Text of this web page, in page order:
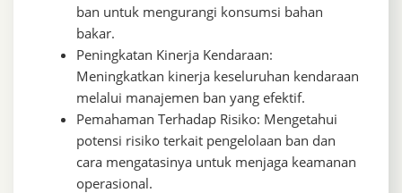
ban untuk mengurangi konsumsi bahan
bakar.
Peningkatan Kinerja Kendaraan:
Meningkatkan kinerja keseluruhan kendaraan
melalui manajemen ban yang efektif.
Pemahaman Terhadap Risiko: Mengetahui
potensi risiko terkait pengelolaan ban dan
cara mengatasinya untuk menjaga keamanan
operasional.